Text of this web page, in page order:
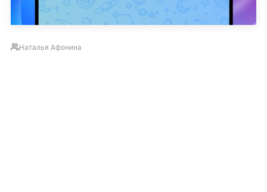
Наталья Афонина